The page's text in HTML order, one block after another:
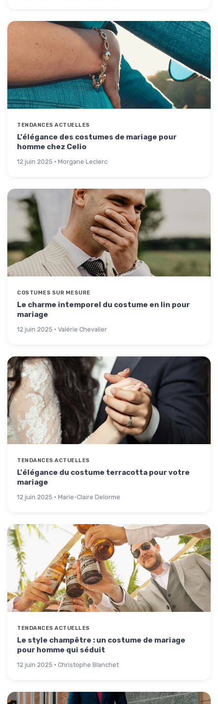
TENDANCES ACTUELLES
L'élégance des costumes de mariage pour
homme chez Celio
12 juin 2025 · Morgane Leclerc
COSTUMES SUR MESURE
Le charme intemporel du costume en lin pour
mariage
12 juin 2025 · Valérie Chevalier
TENDANCES ACTUELLES
L'élégance du costume terracotta pour votre
mariage
12 juin 2025 · Marie-Claire Delorme
TENDANCES ACTUELLES
Le style champêtre : un costume de mariage
pour homme qui séduit
12 juin 2025 · Christophe Blanchet